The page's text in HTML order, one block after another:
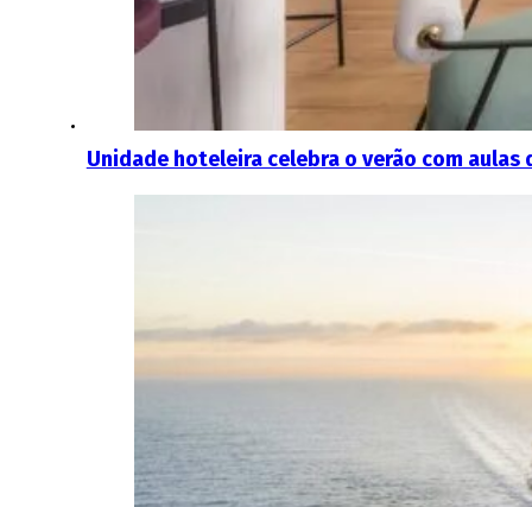
Unidade hoteleira celebra o verão com aulas